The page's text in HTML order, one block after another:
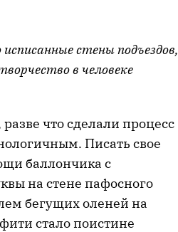
стены подъездов,
в человеке
что сделали процесс
Писать свое
баллончика с
на стене пафосного
бегущих оленей на
стало поистине